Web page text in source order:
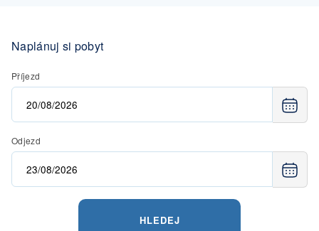
Naplánuj si pobyt
Příjezd
Odjezd
HLEDEJ